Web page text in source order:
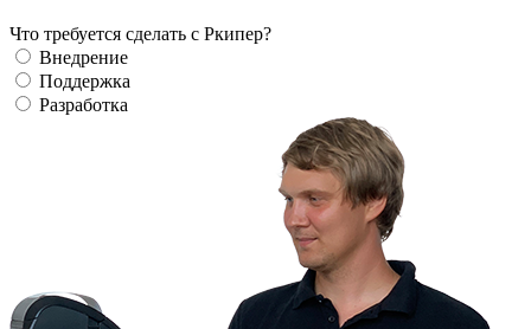
Что требуется сделать с Ркипер?
Внедрение
Поддержка
Разработка